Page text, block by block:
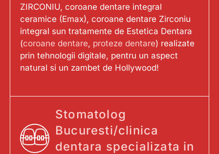
ZIRCONIU, coroane dentare integral
ceramice (Emax), coroane dentare Zirconiu
integral sun tratamente de Estetica Dentara
(coroane dentare, proteze dentare) realizate
prin tehnologii digitale, pentru un aspect
natural si un zambet de Hollywood!
Stomatolog
Bucuresti/clinica
dentara specializata in